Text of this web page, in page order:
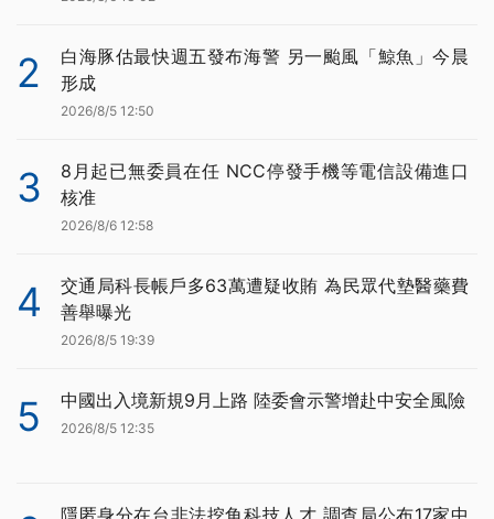
2
白海豚估最快週五發布海警 另一颱風「鯨魚」今晨
形成
2026/8/5 12:50
3
8月起已無委員在任 NCC停發手機等電信設備進口
核准
2026/8/6 12:58
4
交通局科長帳戶多63萬遭疑收賄 為民眾代墊醫藥費
善舉曝光
2026/8/5 19:39
5 中國出入境新規9月上路 陸委會示警增赴中安全風險
2026/8/5 12:35
隱匿身分在台非法挖角科技人才 調查局公布17家中